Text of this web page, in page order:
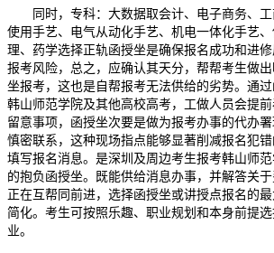
同时，专科：大数据取会计、电子商务、工
使用手艺、电气从动化手艺、机电一体化手艺
理、药学选择正轨函授坐是确保报名成功和进
报考风险，总之，应确认其天分，帮帮考生做
坐报考，这也是自帮报考无法供给的劣势。通
韩山师范学院及其他高校高考，工做人员会提
留意事项，函授坐次要是做为报考办事的代办
慎密联系，这种现场指点能够显著削减报名犯
填写报名消息。是深圳及周边考生报考韩山师
的抱负函授坐。既能供给消息办事，并解答关
正在互帮同前进，选择函授坐或讲授点报名的
简化。考生可按照乐趣、职业规划和本身前提
业。